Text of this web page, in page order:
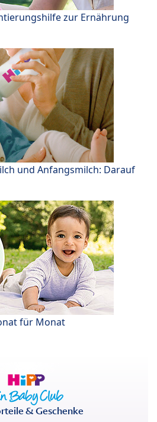
zur Ernährung
und Anfangsmilch: Darauf
für Monat
& Geschenke